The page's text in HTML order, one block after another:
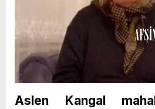
Aslen Kangal